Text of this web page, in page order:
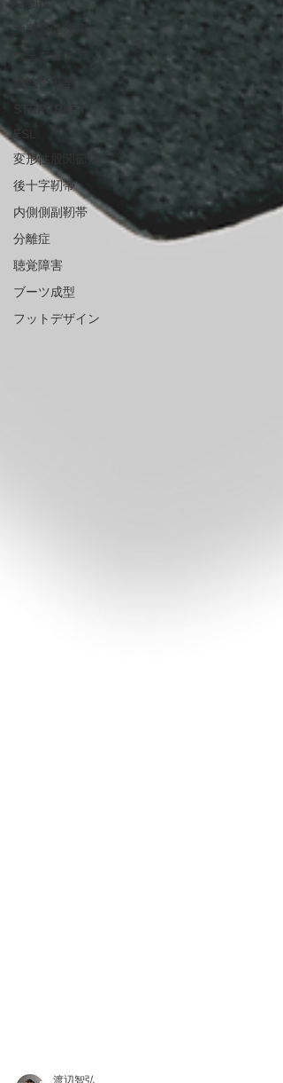
大腿骨頭壊死
ウェブストア
慢性腎不全
STEPCRAFT
ESL
変形性股関節症
後十字靭帯
内側側副靭帯
分離症
聴覚障害
ブーツ成型
フットデザイン